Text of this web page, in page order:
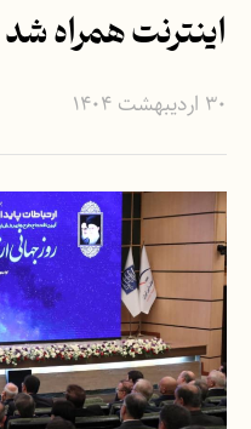
اینترنت همراه شد
۳۰ اردیبهشت ۱۴۰۴